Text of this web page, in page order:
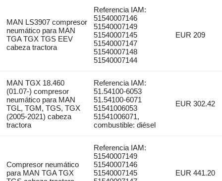
MAN LS3907 compresor
neumático para MAN
TGA TGX TGS EEV
cabeza tractora
Referencia IAM:
51540007146
51540007149
51540007145
51540007147
51540007148
51540007144
EUR 209
MAN TGX 18.460
(01.07-) compresor
neumático para MAN
TGL, TGM, TGS, TGX
(2005-2021) cabeza
tractora
Referencia IAM:
51.54100-6053
51.54100-6071
51541006053
51541006071,
combustible: diésel
EUR 302.42
Compresor neumático
para MAN TGA TGX
Referencia IAM:
51540007149
51540007146
51540007145
EUR 441.20